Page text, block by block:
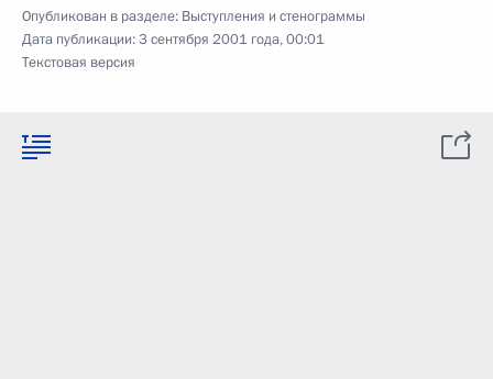
Опубликован в разделе: Выступления и стенограммы
Дата публикации:3 сентября 2001 года, 00:01
Текстовая версия